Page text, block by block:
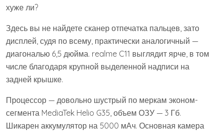
хуже ли?
Здесь вы не найдете сканер отпечатка пальцев, зато
дисплей, судя по всему, практически аналогичный —
диагональю 6,5 дюйма. realme C11 выглядит ярче, в том
числе благодаря крупной выделенной надписи на
задней крышке.
Процессор — довольно шустрый по меркам эконом-
сегмента MediaTek Helio G35, объем ОЗУ — 3 Гб.
Шикарен аккумулятор на 5000 мАч. Основная камера